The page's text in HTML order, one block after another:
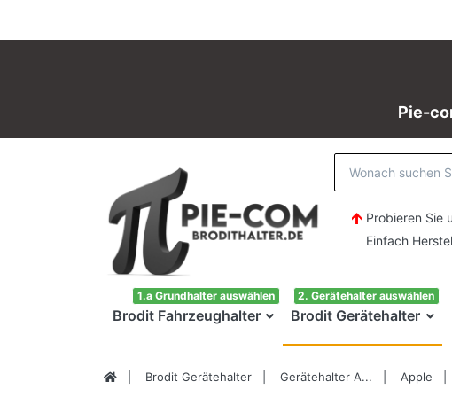
Pie-
Probieren Sie
Einfach
Brodit Fahrzeughalter
1.a Grundhalter auswählen
Brodit Gerätehalter
2. Gerätehalter auswählen
Brodit Gerätehalter Gerätehalter A... Apple